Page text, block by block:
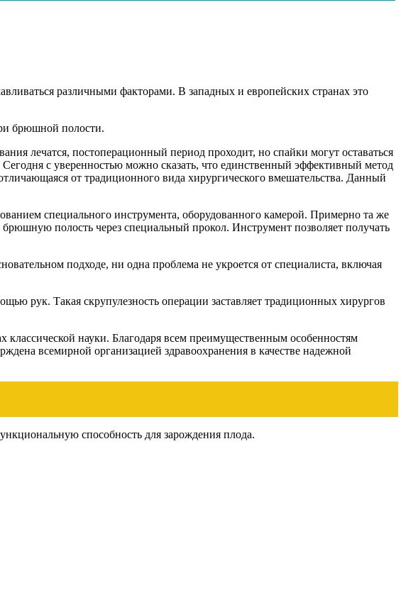
различными факторами. В западных и европейских странах это
брюшной полости.
лечатся, постоперационный период проходит, но спайки могут оставаться
с уверенностью можно сказать, что единственный эффективный метод
от традиционного вида хирургического вмешательства. Данный
специального инструмента, оборудованного камерой. Примерно та же
полость через специальный прокол. Инструмент позволяет получать
подходе, ни одна проблема не укроется от специалиста, включая
рук. Такая скрупулезность операции заставляет традиционных хирургов
науки. Благодаря всем преимущественным особенностям
всемирной организацией здравоохранения в качестве надежной
способность для зарождения плода.